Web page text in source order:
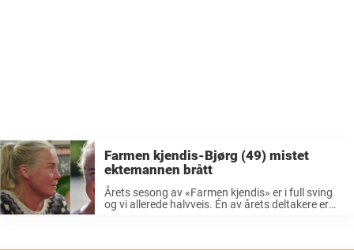
Farmen kjendis-Bjørg (49) mistet
ektemannen brått
Årets sesong av «Farmen kjendis» er i full sving
og vi allerede halvveis. Én av årets deltakere er